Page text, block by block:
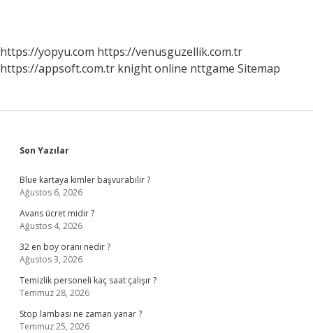
Nin
Kuruluş
https://yopyu.com https://venusguzellik.com.tr
https://appsoft.com.tr knight online nttgame Sitemap
Sidebar
Son Yazılar
Blue kartaya kimler başvurabilir ?
Ağustos 6, 2026
Avans ücret midir ?
Ağustos 4, 2026
32 en boy oranı nedir ?
Ağustos 3, 2026
Temizlik personeli kaç saat çalışır ?
Temmuz 28, 2026
Stop lambası ne zaman yanar ?
Temmuz 25, 2026